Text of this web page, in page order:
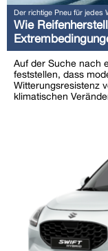
Der richtige Pneu für jedes
Wie
Auf der Suche nach
feststellen, dass
Witterungsresistenz
klimatischen